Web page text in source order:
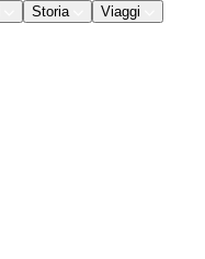
Storia Viaggi